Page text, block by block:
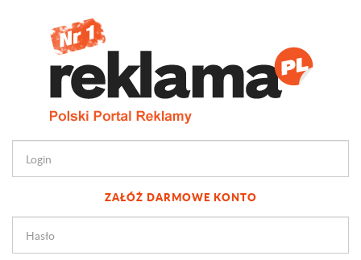
ZAŁÓŻ DARMOWE KONTO